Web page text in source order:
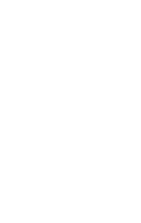
in, Color: Azul lavado medio, Talla: 32